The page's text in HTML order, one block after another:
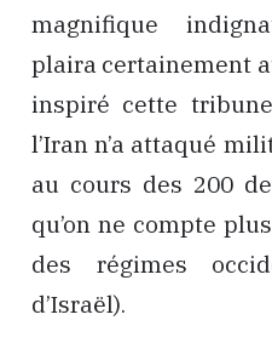
magnifique
plaira certainement
inspiré cette
l’Iran n’a attaqué
au cours des 200
qu’on ne compte
des régimes
d’Israël).